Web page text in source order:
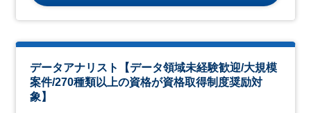
データアナリスト【データ領域未経験歓迎/大規模
案件/270種類以上の資格が資格取得制度奨励対
象】